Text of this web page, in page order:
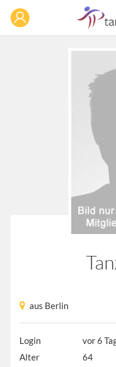
aus Berlin
Login
vor 6
Alter
64